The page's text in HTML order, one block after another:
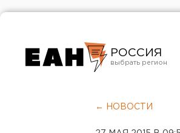
РОССИЯ
Челябинск
← НОВОСТИ